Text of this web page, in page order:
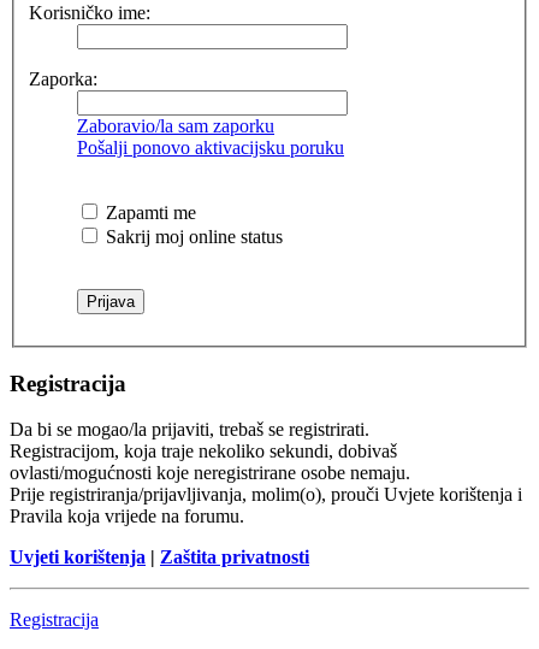
Korisničko ime:
Zaporka:
Zaboravio/la sam zaporku
Pošalji ponovo aktivacijsku poruku
Zapamti me
Sakrij moj online status
Registracija
Da bi se mogao/la prijaviti, trebaš se registrirati.
Registracijom, koja traje nekoliko sekundi, dobivaš
ovlasti/mogućnosti koje neregistrirane osobe nemaju.
Prije registriranja/prijavljivanja, molim(o), prouči Uvjete korištenja i
Pravila koja vrijede na forumu.
Uvjeti korištenja | Zaštita privatnosti
Registracija